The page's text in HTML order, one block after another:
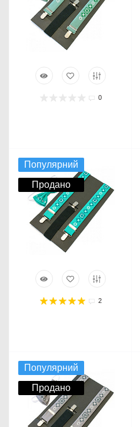
0
Популярний
Продано
2
Популярний
Продано